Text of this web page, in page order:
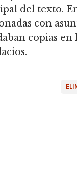
del texto.
con
copias